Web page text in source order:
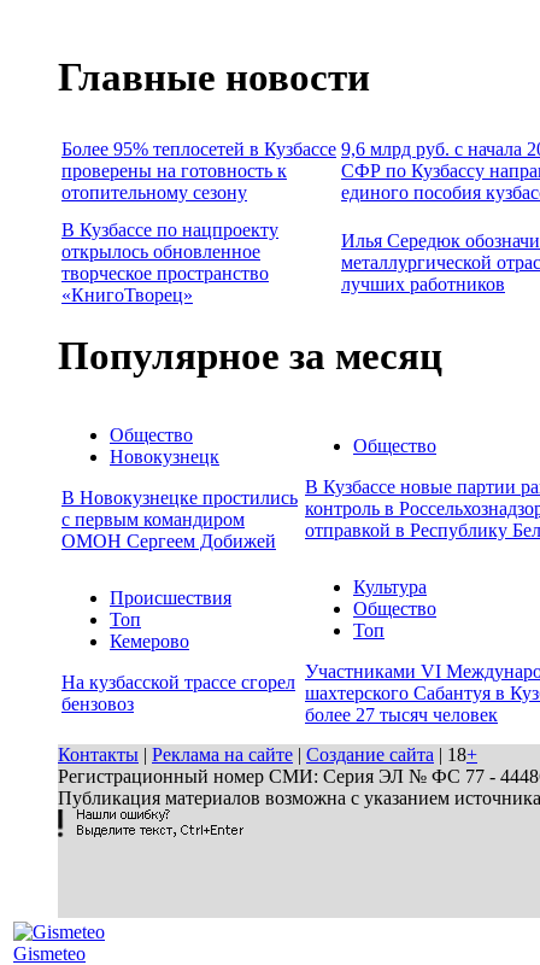
Главные новости
Более 95% теплосетей в Кузбассе
проверены на готовность к
отопительному сезону
9,6 млрд руб. с начала
СФР по Кузбассу
единого пособия
В Кузбассе по нацпроекту
открылось обновленное
творческое пространство
«КнигоТворец»
Илья Середюк
металлургической
лучших работников
Популярное за месяц
Общество
Новокузнецк
В Новокузнецке простились
с первым командиром
ОМОН Сергеем Добижей
Общество
В Кузбассе новые партии
контроль в
отправкой в Республику
Происшествия
Топ
Кемерово
На кузбасской трассе сгорел
бензовоз
Культура
Общество
Топ
Участниками VI
шахтерского Сабантуя в
более 27 тысяч человек
Контакты | Реклама на сайте | Создание сайта | 18+
Регистрационный номер СМИ: Серия ЭЛ № ФС 77 - 44486
Публикация материалов возможна с указанием
Gismeteo